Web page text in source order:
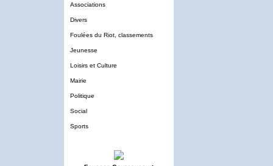
Associations
Divers
Foulées du Riot, classements
Jeunesse
Loisirs et Culture
Mairie
Politique
Social
Sports